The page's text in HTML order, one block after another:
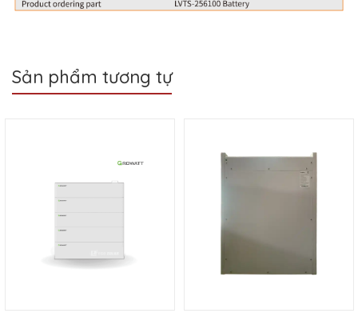
Sản phẩm tương tự